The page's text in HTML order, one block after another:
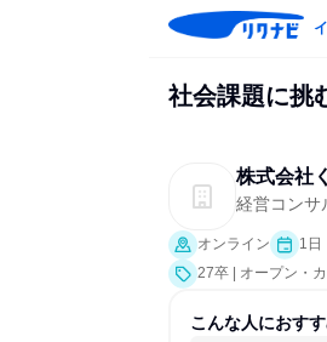
社会課題に挑
株式会社
経営コンサ
オンライン
1日
27卒 | オープン・
こんな人におす